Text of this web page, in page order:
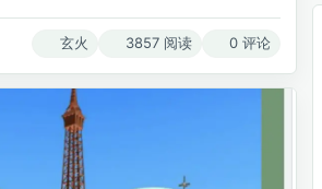
玄火 3857 阅读 0 评论